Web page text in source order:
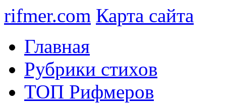
rifmer.com Карта сайта
Главная
Рубрики стихов
ТОП Рифмеров